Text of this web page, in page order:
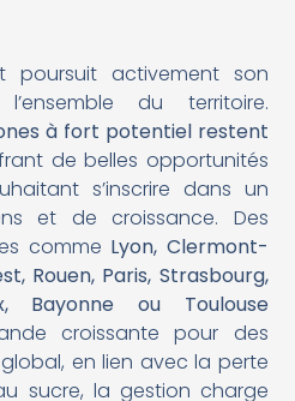
poursuit activement son
du territoire.
à fort potentiel restent
de belles opportunités
s’inscrire dans un
et de croissance. Des
comme Lyon, Clermont-
Rouen, Paris, Strasbourg,
Bayonne ou Toulouse
croissante pour des
en lien avec la perte
sucre, la gestion charge